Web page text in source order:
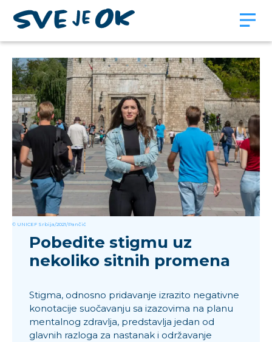
© UNICEF Srbija/2021/Pančić
Pobedite stigmu uz
nekoliko sitnih promena
Stigma, odnosno pridavanje izrazito negativne
konotacije suočavanju sa izazovima na planu
mentalnog zdravlja, predstavlja jedan od
glavnih razloga za nastanak i održavanje